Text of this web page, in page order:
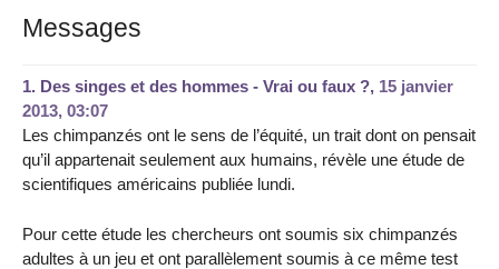
Messages
1. Des singes et des hommes - Vrai ou faux ?, 15 janvier
2013, 03:07
Les chimpanzés ont le sens de l’équité, un trait dont on pensait
qu’il appartenait seulement aux humains, révèle une étude de
scientifiques américains publiée lundi.
Pour cette étude les chercheurs ont soumis six chimpanzés
adultes à un jeu et ont parallèlement soumis à ce même test